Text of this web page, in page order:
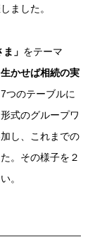
ました。
」 をテーマ
かせば相続の実
つのテーブルに
式のグループワ
し、これまでの
。その様子を２
。